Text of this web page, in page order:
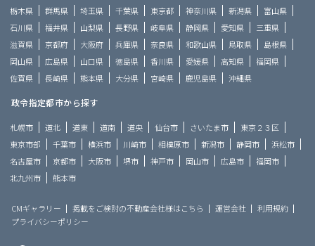
栃木県
群馬県 埼玉県 千葉県 東京都 神奈川県 新潟県
富山県
石川県
福井県 山梨県 長野県 岐阜県 静岡県 愛知県
三重県
滋賀県
京都府 大阪府 兵庫県 奈良県 和歌山県 鳥取県
島根県
岡山県
広島県 山口県 徳島県 香川県 愛媛県 高知県
福岡県
佐賀県
長崎県 熊本県 大分県 宮崎県 鹿児島県 沖縄県
政令指定都市から探す
札幌市 道北 道東 道南 道央 仙台市 さいたま市
東京２３区
東京市部
千葉市 横浜市 川崎市 相模原市 新潟市 静岡市
浜松市
名古屋市
京都市 大阪市 堺市 神戸市 岡山市 広島市
福岡市
北九州市
熊本市
CMギャラリー 掲載をご検討の不動産会社様はこちら 運営会社
利用規約
プライバシーポリシー